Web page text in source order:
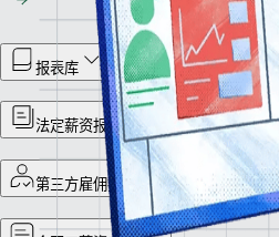
报表库
法定薪资报告
第三方雇佣托管服务